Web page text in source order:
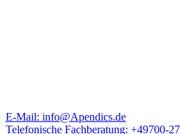
E-Mail: info@Apendics.de
Telefonische Fachberatung: +49700-